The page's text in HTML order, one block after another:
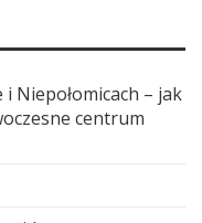
Niepołomicach – jak
centrum